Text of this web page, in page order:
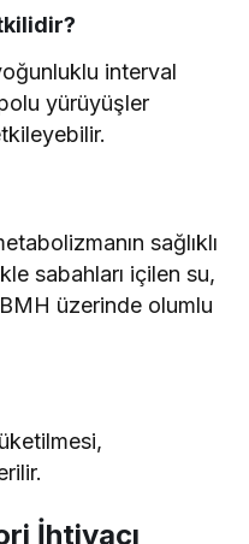
interval
yürüyüşler
sağlıklı
sabahları içilen su,
üzerinde olumlu
İhtiyacı